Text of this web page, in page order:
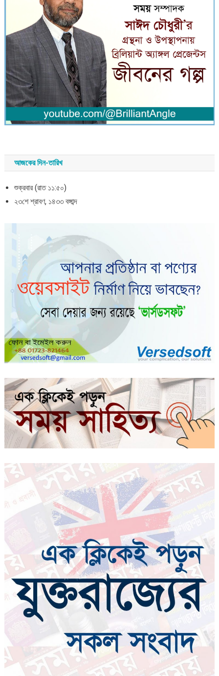
আজকের দিন-তারিখ
শুক্রবার (রাত ১১:৫০)
২৩শে শ্রাবণ, ১৪৩৩ বঙ্গাব্দ